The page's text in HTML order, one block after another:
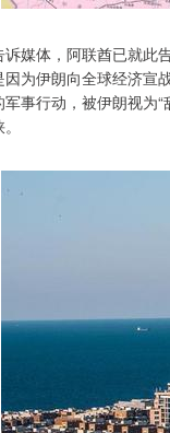
媒体，阿联酋已就此
为伊朗向全球经济宣
军事行动，被伊朗视为